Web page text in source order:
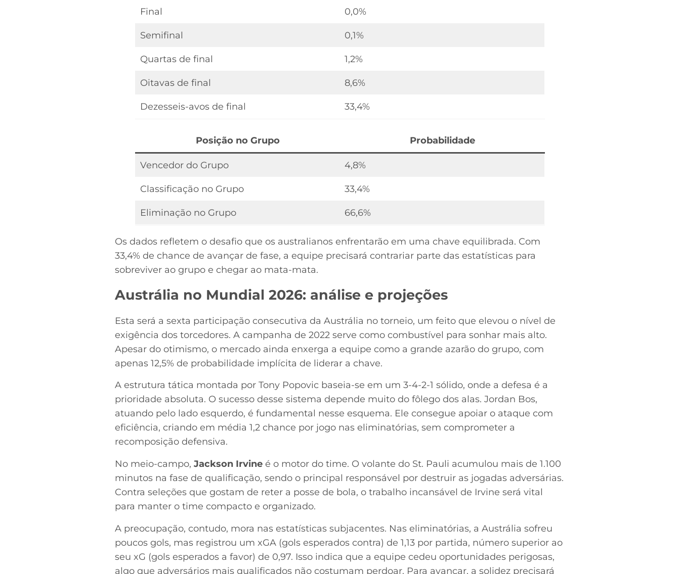
Final 0,0%
Semifinal 0,1%
Quartas de final 1,2%
Oitavas de final 8,6%
Dezesseis-avos de final 33,4%
Posição no Grupo Probabilidade
Vencedor do Grupo 4,8%
Classificação no Grupo 33,4%
Eliminação no Grupo 66,6%
Os dados refletem o desafio que os australianos enfrentarão em uma chave equilibrada. Com
33,4% de chance de avançar de fase, a equipe precisará contrariar parte das estatísticas para
sobreviver ao grupo e chegar ao mata-mata.
Austrália no Mundial 2026: análise e projeções
Esta será a sexta participação consecutiva da Austrália no torneio, um feito que elevou o nível de
exigência dos torcedores. A campanha de 2022 serve como combustível para sonhar mais alto.
Apesar do otimismo, o mercado ainda enxerga a equipe como a grande azarão do grupo, com
apenas 12,5% de probabilidade implícita de liderar a chave.
A estrutura tática montada por Tony Popovic baseia-se em um 3-4-2-1 sólido, onde a defesa é a
prioridade absoluta. O sucesso desse sistema depende muito do fôlego dos alas. Jordan Bos,
atuando pelo lado esquerdo, é fundamental nesse esquema. Ele consegue apoiar o ataque com
eficiência, criando em média 1,2 chance por jogo nas eliminatórias, sem comprometer a
recomposição defensiva.
No meio-campo, Jackson Irvine é o motor do time. O volante do St. Pauli acumulou mais de 1.100
minutos na fase de qualificação, sendo o principal responsável por destruir as jogadas adversárias.
Contra seleções que gostam de reter a posse de bola, o trabalho incansável de Irvine será vital
para manter o time compacto e organizado.
A preocupação, contudo, mora nas estatísticas subjacentes. Nas eliminatórias, a Austrália sofreu
poucos gols, mas registrou um xGA (gols esperados contra) de 1,13 por partida, número superior ao
seu xG (gols esperados a favor) de 0,97. Isso indica que a equipe cedeu oportunidades perigosas,
algo que adversários mais qualificados não costumam perdoar. Para avançar, a solidez precisará